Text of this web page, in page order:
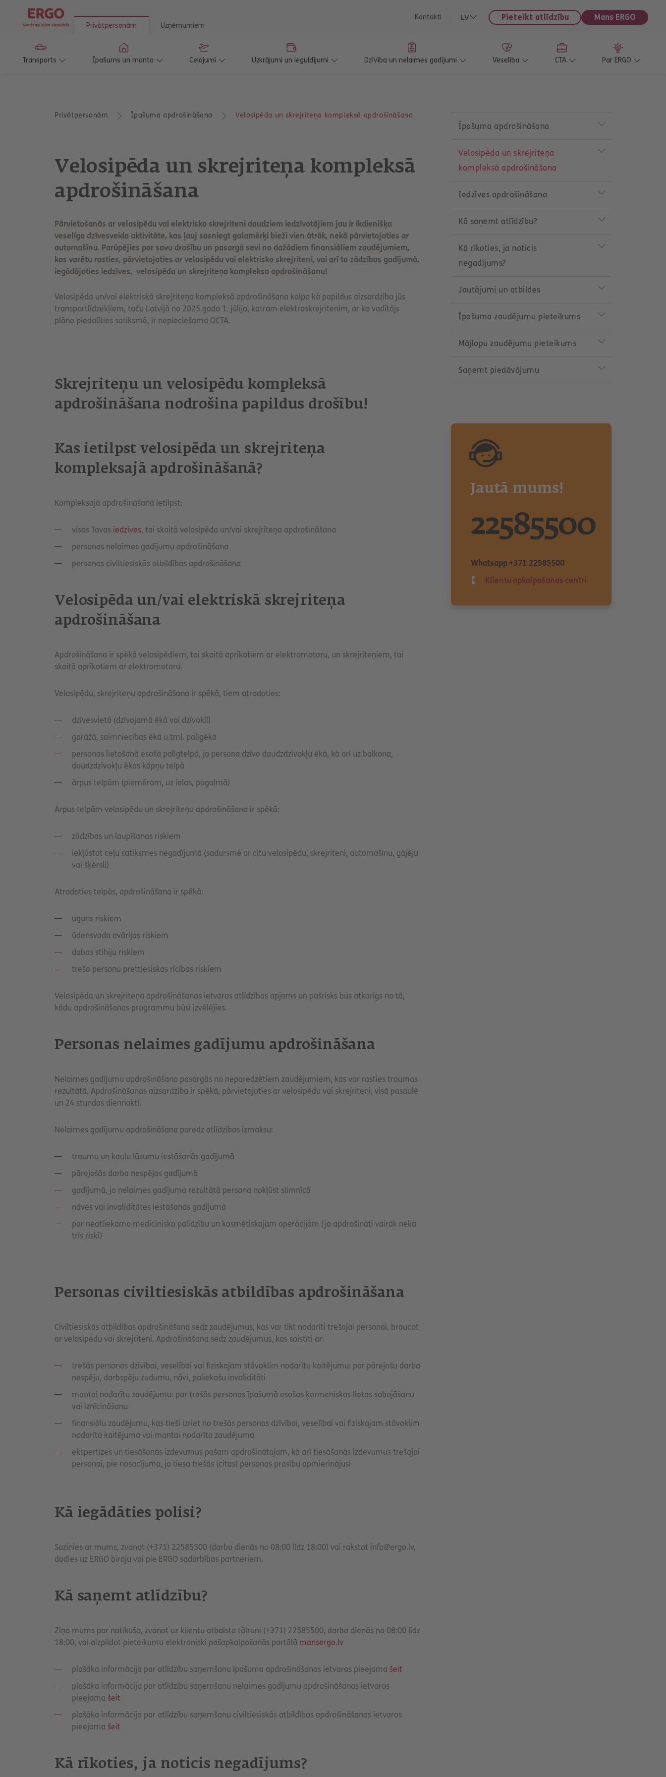
Privātpersonām Uzņēmumiem
Kontakti LV Pieteikt atlīdzību Mans ERGO
Transports Īpašums un manta Ceļojumi Uzkrājumi un ieguldījumi Dzīvība un nelaimes gadījumi Veselība CTA Par ERGO
T
u
d
s
i
t
Privātpersonām Īpašuma apdrošināšana Velosipēda un skrejriteņa kompleksā apdrošināšana
Velosipēda un skrejriteņa kompleksā
apdrošināšana
Pārvietošanās ar velosipēdu vai elektrisko skrejriteni daudziem iedzīvotājiem jau ir ikdienišķa
veselīga dzīvesveida aktivitāte, kas ļauj sasniegt galamērķi bieži vien ātrāk, nekā pārvietojoties ar
automašīnu. Parūpējies par savu drošību un pasargā sevi no dažādiem finansiāliem zaudējumiem,
kas varētu rasties, pārvietojoties ar velosipēdu vai elektrisko skrejriteni, vai arī to zādzības gadījumā,
iegādājoties iedzīves, velosipēda un skrejriteņa komplekso apdrošināšanu!
Velosipēda un/vai elektriskā skrejriteņa kompleksā apdrošināšana kalpo kā papildus aizsardzība jūs
transportlīdzekļiem, taču Latvijā no 2025.gada 1. jūlija, katram elektroskrejritenim, ar ko vadītājs
plāno piedalīties satiksmē, ir nepieciešama OCTA.
Skrejriteņu un velosipēdu kompleksā
apdrošināšana nodrošina papildus drošību!
Kas ietilpst velosipēda un skrejriteņa
kompleksajā apdrošināšanā?
Kompleksajā apdrošināšanā ietilpst:
visas Tavas iedzīves, tai skaitā velosipēda un/vai skrejriteņa apdrošināšana
personas nelaimes gadījumu apdrošināšana
personas civiltiesiskās atbildības apdrošināšana
Velosipēda un/vai elektriskā skrejriteņa
apdrošināšana
Apdrošināšana ir spēkā velosipēdiem, tai skaitā aprīkotiem ar elektromotoru, un skrejriteņiem, tai
skaitā aprīkotiem ar elektromotoru.
Velosipēdu, skrejriteņu apdrošināšana ir spēkā, tiem atrodoties:
dzīvesvietā (dzīvojamā ēkā vai dzīvoklī)
garāžā, saimniecības ēkā u.tml. palīgēkā
personas lietošanā esošā palīgtelpā, ja persona dzīvo daudzdzīvokļu ēkā, kā arī uz balkona,
daudzdzīvokļu ēkas kāpņu telpā
ārpus telpām (piemēram, uz ielas, pagalmā)
Ārpus telpām velosipēdu un skrejriteņu apdrošināšana ir spēkā:
zādzības un laupīšanas riskiem
iekļūstot ceļu satiksmes negadījumā (sadursmē ar citu velosipēdu, skrejriteni, automašīnu, gājēju
vai šķērsli)
Atrodoties telpās, apdrošināšana ir spēkā:
uguns riskiem
ūdensvada avārijas riskiem
dabas stihiju riskiem
trešo personu prettiesiskas rīcības riskiem
Velosipēda un skrejriteņa apdrošināšanas ietvaros atlīdzības apjoms un pašrisks būs atkarīgs no tā,
kādu apdrošināšanas programmu būsi izvēlējies.
Personas nelaimes gadījumu apdrošināšana
Nelaimes gadījumu apdrošināšana pasargās no neparedzētiem zaudējumiem, kas var rasties traumas
rezultātā. Apdrošināšanas aizsardzība ir spēkā, pārvietojoties ar velosipēdu vai skrejriteni, visā pasaulē
un 24 stundas diennaktī.
Nelaimes gadījumu apdrošināšana paredz atlīdzības izmaksu:
traumu un kaulu lūzumu iestāšanās gadījumā
pārejošās darba nespējas gadījumā
gadījumā, ja nelaimes gadījuma rezultātā persona nokļūst slimnīcā
nāves vai invaliditātes iestāšanās gadījumā
par neatliekamo medicīnisko palīdzību un kosmētiskajām operācijām (ja apdrošināti vairāk nekā
trīs riski)
Personas civiltiesiskās atbildības apdrošināšana
Civiltiesiskās atbildības apdrošināšana sedz zaudējumus, kas var tikt nodarīti trešajai personai, braucot
ar velosipēdu vai skrejriteni. Apdrošināšana sedz zaudējumus, kas saistīti ar:
trešās personas dzīvībai, veselībai vai fiziskajam stāvoklim nodarītu kaitējumu: par pārejošu darba
nespēju, darbspēju zudumu, nāvi, paliekošu invaliditāti
mantai nodarītu zaudējumu: par trešās personas īpašumā esošas ķermeniskas lietas sabojāšanu
vai iznīcināšanu
finansiālu zaudējumu, kas tieši izriet no trešās personas dzīvībai, veselībai vai fiziskajam stāvoklim
nodarīta kaitējuma vai mantai nodarīta zaudējuma
ekspertīzes un tiesāšanās izdevumus pašam apdrošinātajam, kā arī tiesāšanās izdevumus trešajai
personai, pie nosacījuma, ja tiesa trešās (citas) personas prasību apmierinājusi
Kā iegādāties polisi?
Sazinies ar mums, zvanot (+371) 22585500 (darba dienās no 08:00 līdz 18:00) vai rakstot info@ergo.lv,
dodies uz ERGO biroju vai pie ERGO sadarbības partneriem.
Kā saņemt atlīdzību?
Ziņo mums par notikušo, zvanot uz klientu atbalsta tālruni (+371) 22585500, darba dienās no 08:00 līdz
18:00, vai aizpildot pieteikumu elektroniski pašapkalpošanās portālā mansergo.lv
plašāka informācija par atlīdzību saņemšanu īpašuma apdrošināšanas ietvaros pieejama šeit
plašāka informācija par atlīdzību saņemšanu nelaimes gadījumu apdrošināšanas ietvaros
pieejama šeit
plašāka informācija par atlīdzību saņemšanu civiltiesiskās atbildības apdrošināšanas ietvaros
pieejama šeit
Kā rīkoties, ja noticis negadījums?
Īpašuma apdrošināšana
Velosipēda un skrejriteņa
kompleksā apdrošināšana
Iedzīves apdrošināšana
Kā saņemt atlīdzību?
Kā rīkoties, ja noticis
negadījums?
Jautājumi un atbildes
Īpašuma zaudējumu pieteikums
Mājlopu zaudējumu pieteikums
Saņemt piedāvājumu
Jautā mums!
22585500
Whatsapp +371 22585500
Klientu apkalpošanas centri